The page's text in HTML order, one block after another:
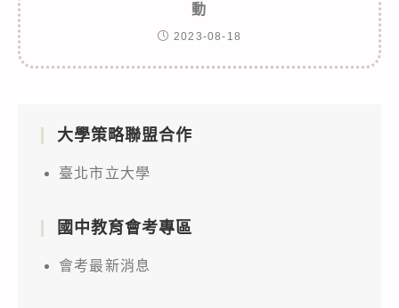
動
2023-08-18
大學策略聯盟合作
臺北市立大學
國中教育會考專區
會考最新消息